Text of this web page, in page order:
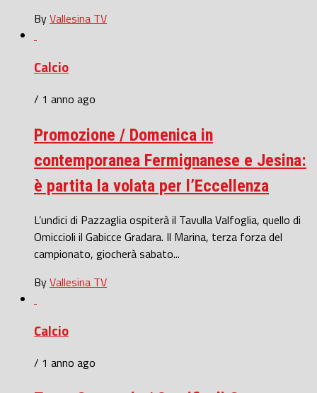
ByVallesina TV
Calcio
/ 1 anno ago
Promozione / Domenica in
contemporanea Fermignanese e Jesina:
è partita la volata per l’Eccellenza
L’undici di Pazzaglia ospiterà il Tavulla Valfoglia, quello di
Omiccioli il Gabicce Gradara. Il Marina, terza forza del
campionato, giocherà sabato...
ByVallesina TV
Calcio
/ 1 anno ago